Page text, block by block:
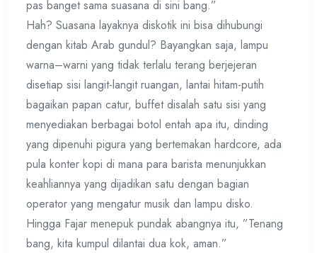
pas banget sama suasana di sini bang.”
Hah? Suasana layaknya diskotik ini bisa dihubungi
dengan kitab Arab gundul? Bayangkan saja, lampu
warna–warni yang tidak terlalu terang berjejeran
disetiap sisi langit-langit ruangan, lantai hitam-putih
bagaikan papan catur, buffet disalah satu sisi yang
menyediakan berbagai botol entah apa itu, dinding
yang dipenuhi pigura yang bertemakan hardcore, ada
pula konter kopi di mana para barista menunjukkan
keahliannya yang dijadikan satu dengan bagian
operator yang mengatur musik dan lampu disko.
Hingga Fajar menepuk pundak abangnya itu, ”Tenang
bang, kita kumpul dilantai dua kok, aman.”